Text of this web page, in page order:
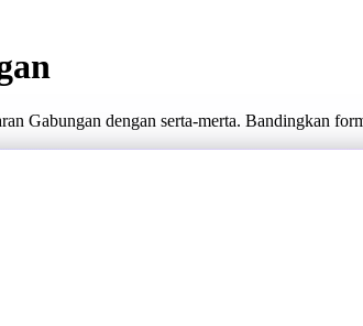
Gabungan dengan serta-merta. Bandingkan